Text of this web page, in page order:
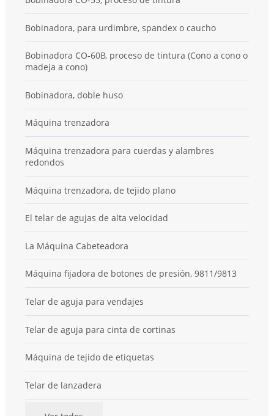
Bobinadora, para urdimbre, spandex o caucho
Bobinadora CO-60B, proceso de tintura (Cono a cono o
madeja a cono)
Bobinadora, doble huso
Máquina trenzadora
Máquina trenzadora para cuerdas y alambres
redondos
Máquina trenzadora, de tejido plano
El telar de agujas de alta velocidad
La Máquina Cabeteadora
Máquina fijadora de botones de presión, 9811/9813
Telar de aguja para vendajes
Telar de aguja para cinta de cortinas
Máquina de tejido de etiquetas
Telar de lanzadera